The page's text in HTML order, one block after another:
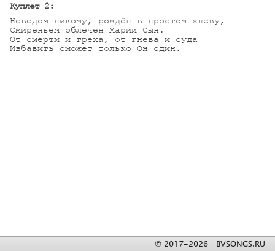
Куплет 2:
Неведом никому, рождён в простом хлеву,
Смиреньем облечён Марии Сын.
От смерти и греха, от гнева и суда
Избавить сможет только Он один.
© 2017-2026 | BVSONGS.RU